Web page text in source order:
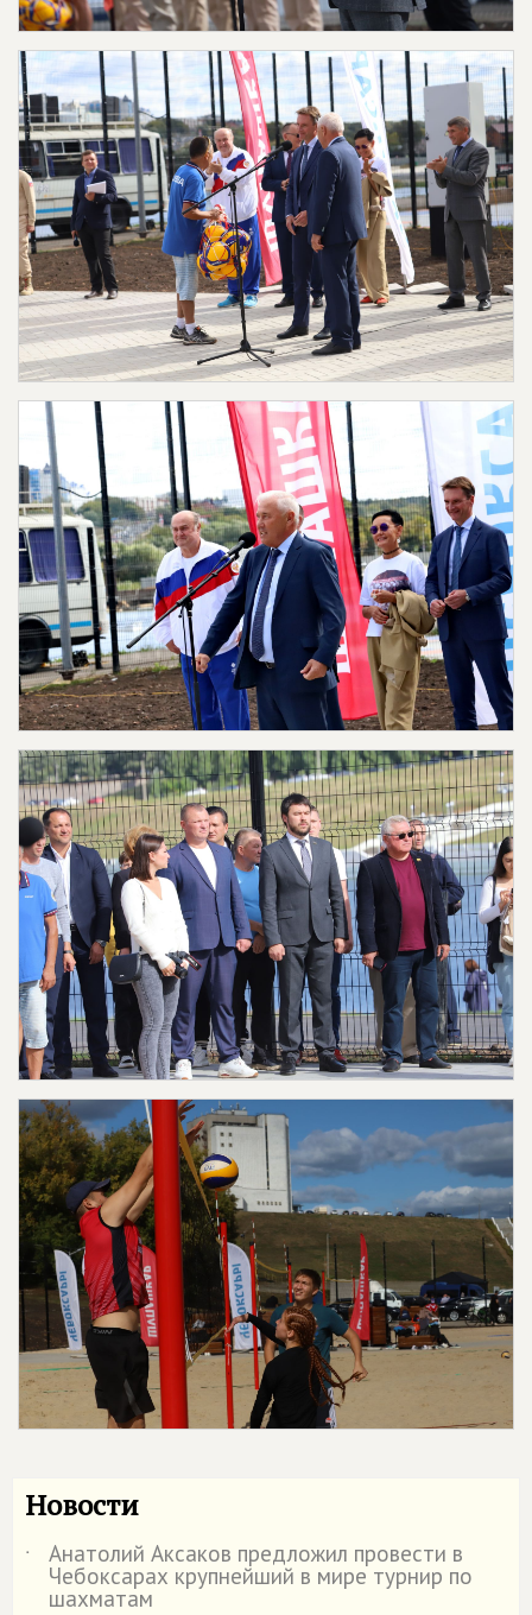
Новости
˙ Анатолий Аксаков предложил провести в
Чебоксарах крупнейший в мире турнир по
шахматам